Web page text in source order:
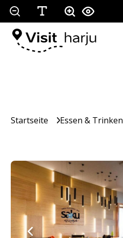
Startseite Essen & Trinken